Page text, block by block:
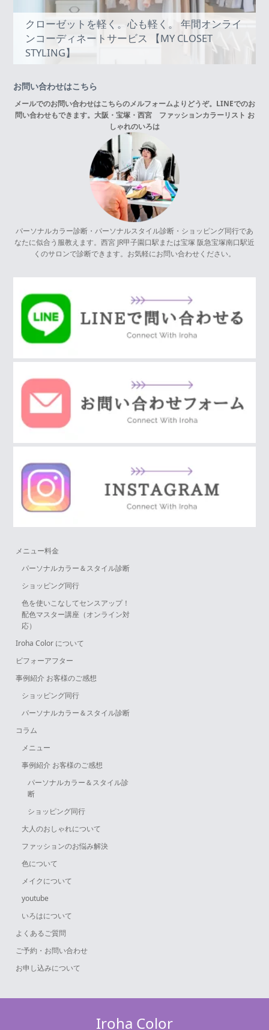
クローゼットを軽く。心も軽く。 年間オンライ
ンコーディネートサービス 【MY CLOSET
STYLING】
お問い合わせはこちら
メールでのお問い合わせはこちらのメルフォームよりどうぞ。LINEでのお
問い合わせもできます。 大阪・宝塚・西宮 ファッションカラーリスト お
しゃれのいろは
パーソナルカラー診断・パーソナルスタイル診断・ショッピング同行であ
なたに似合う服教えます。西宮 JR甲子園口駅または宝塚 阪急宝塚南口駅近
くのサロンで診断できます。お気軽にお問い合わせください。
メニュー料金
パーソナルカラー＆スタイル診断
ショッピング同行
色を使いこなしてセンスアップ！
配色マスター講座（オンライン対
応）
Iroha Color について
ビフォーアフター
事例紹介 お客様のご感想
ショッピング同行
パーソナルカラー＆スタイル診断
コラム
メニュー
事例紹介 お客様のご感想
パーソナルカラー＆スタイル診
断
ショッピング同行
大人のおしゃれについて
ファッションのお悩み解決
色について
メイクについて
youtube
いろはについて
よくあるご質問
ご予約・お問い合わせ
お申し込みについて
Iroha Color